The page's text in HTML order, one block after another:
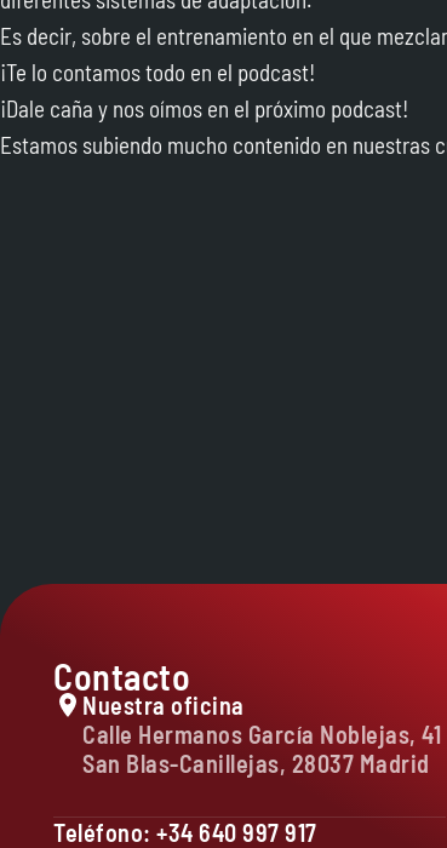
Es decir, sobre el entrenamiento en el que
¡Te lo contamos todo en el podcast!
¡Dale caña y nos oímos en el próximo podcast!
Estamos subiendo mucho contenido en nuestras
Contacto
Nuestra oficina
Calle Hermanos García Noblejas, 41
San Blas-Canillejas, 28037 Madrid
Teléfono: +34 640 997 917